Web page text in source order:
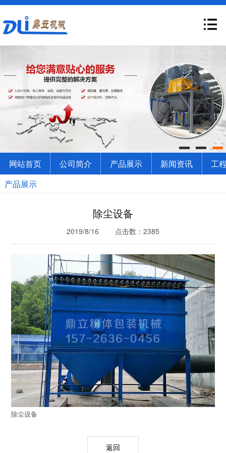
网站首页 公司简介 产品展示 新闻资讯
工
产品展示
除尘设备
2019/8/16 点击数：2385
除尘设备
返回